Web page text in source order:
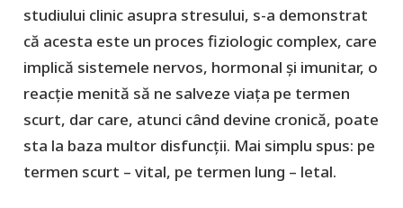
studiului clinic asupra stresului, s-a demonstrat
că acesta este un proces fiziologic complex, care
implică sistemele nervos, hormonal și imunitar, o
reacție menită să ne salveze viaţa pe termen
scurt, dar care, atunci când devine cronică, poate
sta la baza multor disfuncţii. Mai simplu spus: pe
termen scurt – vital, pe termen lung – letal.